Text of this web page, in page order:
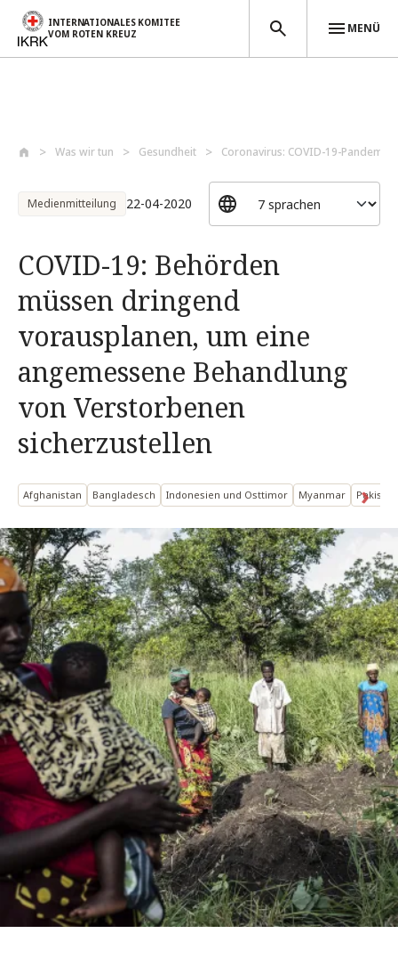
INTERNATIONALES KOMITEE
VOM ROTEN KREUZ
MENÜ
Was wir tun Gesundheit Coronavirus: COVID-19-Pandemie
Medienmitteilung 22-04-2020
COVID-19: Behörden
müssen dringend
vorausplanen, um eine
angemessene Behandlung
von Verstorbenen
sicherzustellen
Afghanistan Bangladesch Indonesien und Osttimor Myanmar Pakistan